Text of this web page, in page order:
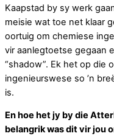
Kaapstad by sy werk
meisie wat toe net klaar
oortuig om chemiese
vir aanlegtoetse gegaan
“shadow”. Ek het op die
ingenieurswese so ’n
is.
En hoe het jy by die
belangrik was dit vir jou